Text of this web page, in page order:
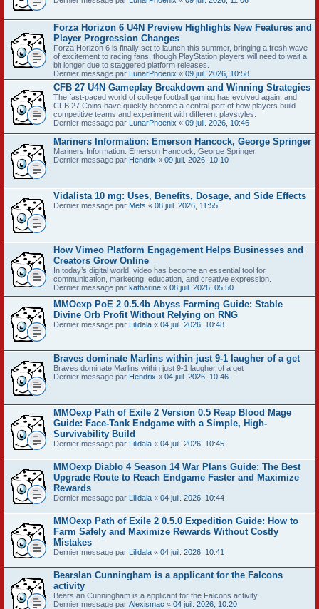
Forza Horizon 6 U4N Preview Highlights New Features and
Player Progression Changes
Forza Horizon 6 is finally set to launch this summer, bringing a fresh wave
of excitement to racing fans, though PlayStation players will need to wait a
bit longer due to staggered platform releases.
Dernier message par LunarPhoenix « 09 juil. 2026, 10:58
CFB 27 U4N Gameplay Breakdown and Winning Strategies
The fast-paced world of college football gaming has evolved again, and
CFB 27 Coins have quickly become a central part of how players build
competitive teams and experiment with different playstyles.
Dernier message par LunarPhoenix « 09 juil. 2026, 10:46
Mariners Information: Emerson Hancock, George Springer
Mariners Information: Emerson Hancock, George Springer
Dernier message par Hendrix « 09 juil. 2026, 10:10
Vidalista 10 mg: Uses, Benefits, Dosage, and Side Effects
Dernier message par Mets « 08 juil. 2026, 11:55
How Vimeo Platform Engagement Helps Businesses and
Creators Grow Online
In today’s digital world, video has become an essential tool for
communication, marketing, education, and creative expression.
Dernier message par katharine « 08 juil. 2026, 05:50
MMOexp PoE 2 0.5.4b Abyss Farming Guide: Stable
Divine Orb Profit Without Relying on RNG
Dernier message par Lilidala « 04 juil. 2026, 10:48
Braves dominate Marlins within just 9-1 laugher of a get
Braves dominate Marlins within just 9-1 laugher of a get
Dernier message par Hendrix « 04 juil. 2026, 10:46
MMOexp Path of Exile 2 Version 0.5 Reap Blood Mage
Guide: Face-Tank Endgame with a Simple, High-
Survivability Build
Dernier message par Lilidala « 04 juil. 2026, 10:45
MMOexp Diablo 4 Season 14 War Plans Guide: The Best
Upgrade Route to Reach Endgame Faster and Maximize
Rewards
Dernier message par Lilidala « 04 juil. 2026, 10:44
MMOexp Path of Exile 2 0.5.0 Expedition Guide: How to
Farm Safely and Maximize Rewards Without Costly
Mistakes
Dernier message par Lilidala « 04 juil. 2026, 10:41
BearsIan Cunningham is a applicant for the Falcons
activity
BearsIan Cunningham is a applicant for the Falcons activity
Dernier message par Alexismac « 04 juil. 2026, 10:20